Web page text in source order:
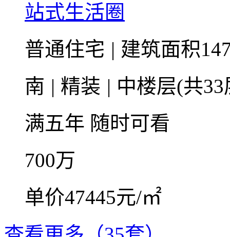
站式生活圈
普通住宅 | 建筑面积
南 | 精装 | 中楼层(共
满五年 随时可看
700万
单价47445元/㎡